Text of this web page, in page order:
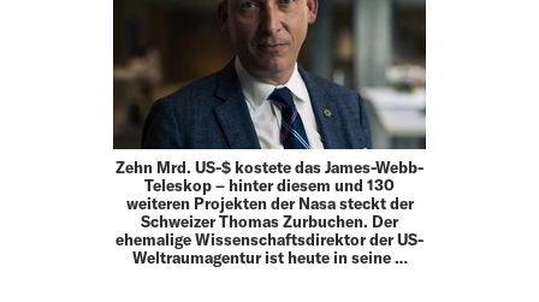
Zehn Mrd. US-$ kostete das James-Webb-
Teleskop – hinter diesem und 130
weiteren Projekten der Nasa steckt der
Schweizer Thomas Zurbuchen. Der
ehemalige Wissen­schaftsdirektor der US-
Weltraumagentur ist heute in seine …